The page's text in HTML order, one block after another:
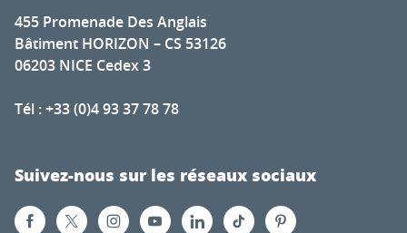
455 Promenade Des Anglais
Bâtiment HORIZON – CS 53126
06203 NICE Cedex 3
Tél : +33 (0)4 93 37 78 78
Suivez-nous sur les réseaux sociaux